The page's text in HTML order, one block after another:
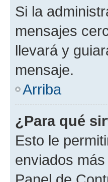
Si la
mensajes
llevará y
mensaje.
Arriba
¿Para qué
Esto le
enviados